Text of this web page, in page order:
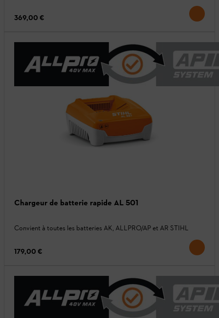
369,00 €
Chargeur de batterie rapide AL 501
Convient à toutes les batteries AK, ALLPRO/AP et AR STIHL
179,00 €